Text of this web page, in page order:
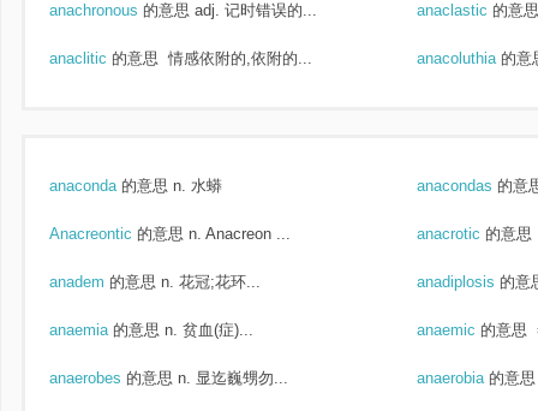
anachronous 的意思 adj. 记时错误的... anaclastic 的意思
anaclitic 的意思 情感依附的,依附的... anacoluthia 的意
anaconda 的意思 n. 水蟒 anacondas 的意
Anacreontic 的意思 n. Anacreon ... anacrotic 的意思
anadem 的意思 n. 花冠;花环... anadiplosis 的意
anaemia 的意思 n. 贫血(症)... anaemic 的意思
anaerobes 的意思 n. 显迄巍甥勿... anaerobia 的意思